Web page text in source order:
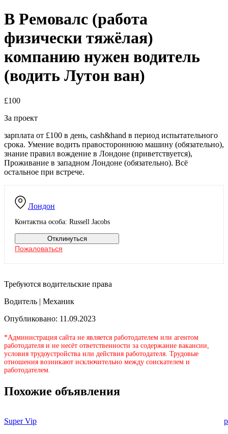
В Ремовалс (работа
физически тяжёлая)
компанию нужен водитель
(водить Лутон ван)
£100
За проект
Лондон
Контактна особа: Russell Jacobs
Отклинуться
Пожаловаться
зарплата от £100 в день, cash&hand в период испытательного
срока. Умение водить правостороннюю машину (обязательно),
знание правил вождение в Лондоне (приветствуется),
Проживание в западном Лондоне (обязательно). Всё
остальное при встрече.
Требуются водительские права
Водитель | Механик
Опубликовано: 11.09.2023
*Администрация сайта не является работодателем или агентом
работодателя и не несёт ответственности за содержание вакансии,
условия трудоустройства или действия работодателя. Трудовые
отношения возникают исключительно между соискателем и
работодателем.
Похожие объявления
Super Vip